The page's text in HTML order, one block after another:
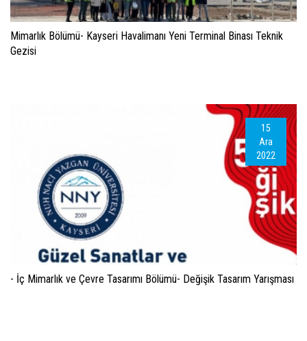
Mimarlık Bölümü- Kayseri Havalimanı Yeni Terminal Binası Teknik
Gezisi
15
Ara
2022
- İç Mimarlık ve Çevre Tasarımı Bölümü- Değişik Tasarım Yarışması